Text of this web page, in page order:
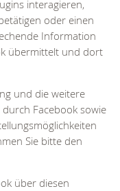
interagieren,
oder einen
Information
übermittelt und dort
und die weitere
Facebook sowie
Sie bitte den
über diesen